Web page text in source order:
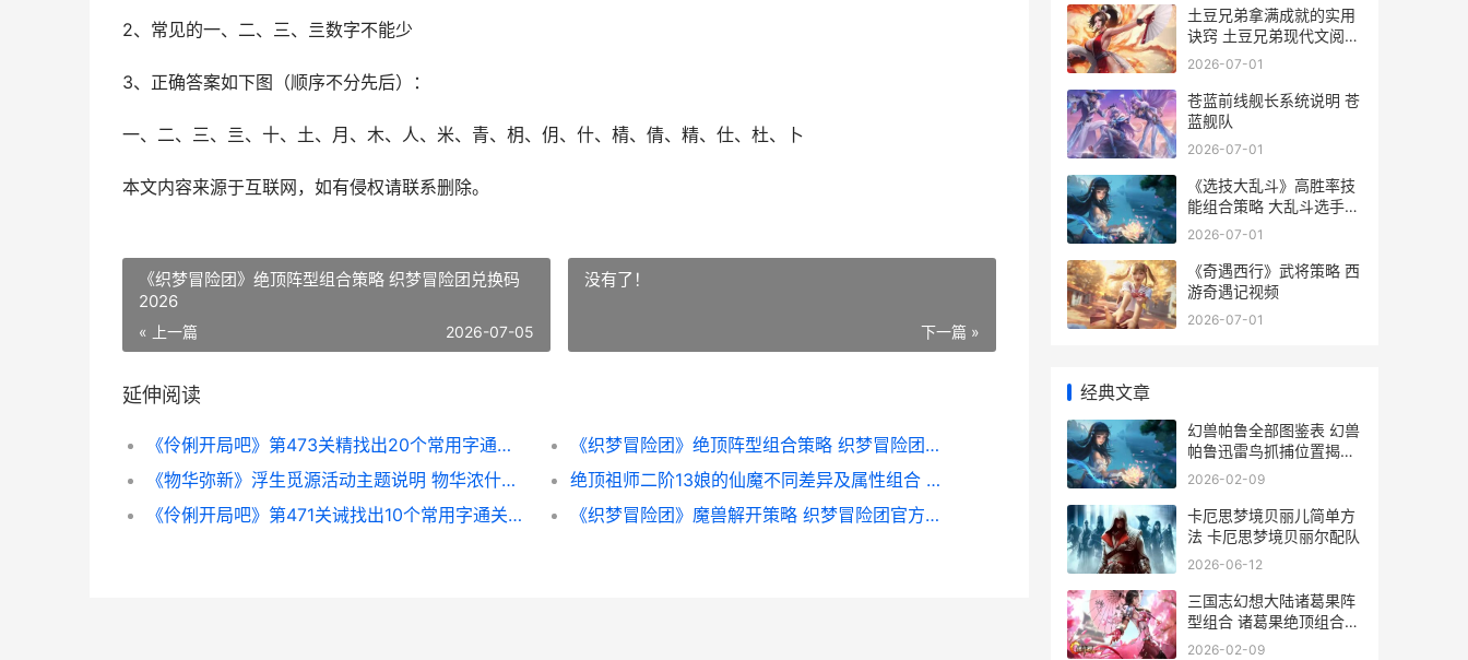
2、常见的一、二、三、亖数字不能少
3、正确答案如下图（顺序不分先后）：
一、二、三、亖、十、土、月、木、人、米、青、枂、仴、什、棈、倩、精、仕、杜、卜
本文内容来源于互联网，如有侵权请联系删除。
《织梦冒险团》绝顶阵型组合策略 织梦冒险团兑换码
2026
« 上一篇 2026-07-05
没有了！
下一篇 »
延伸阅读
《伶俐开局吧》第473关精找出20个常用字通关策略 《伶俐开局吧》免费观看
《织梦冒险团》绝顶阵型组合策略 织梦冒险团兑换码2026
《物华弥新》浮生觅源活动主题说明 物华浓什么意思
绝顶祖师二阶13娘的仙魔不同差异及属性组合 绝顶高手和宗师
《伶俐开局吧》第471关诫找出10个常用字通关策略 《伶俐开局吧》免费观看
《织梦冒险团》魔兽解开策略 织梦冒险团官方礼包码2026
土豆兄弟拿满成就的实用
诀窍 土豆兄弟现代文阅读
答案
2026-07-01
苍蓝前线舰长系统说明 苍
蓝舰队
2026-07-01
《选技大乱斗》高胜率技
能组合策略 大乱斗选手什
么意思
2026-07-01
《奇遇西行》武将策略 西
游奇遇记视频
2026-07-01
经典文章
幻兽帕鲁全部图鉴表 幻兽
帕鲁迅雷鸟抓捕位置揭晓
幻兽帕鲁图鉴
2026-02-09
卡厄思梦境贝丽儿简单方
法 卡厄思梦境贝丽尔配队
2026-06-12
三国志幻想大陆诸葛果阵
型组合 诸葛果绝顶组合策
略 三国志幻想大陆官服
2026-02-09